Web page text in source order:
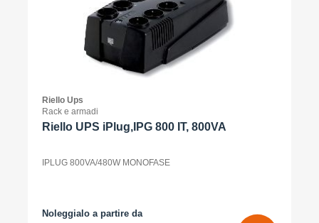
Riello Ups
Rack e armadi
Riello UPS iPlug,IPG 800 IT, 800VA
IPLUG 800VA/480W MONOFASE
Noleggialo a partire da